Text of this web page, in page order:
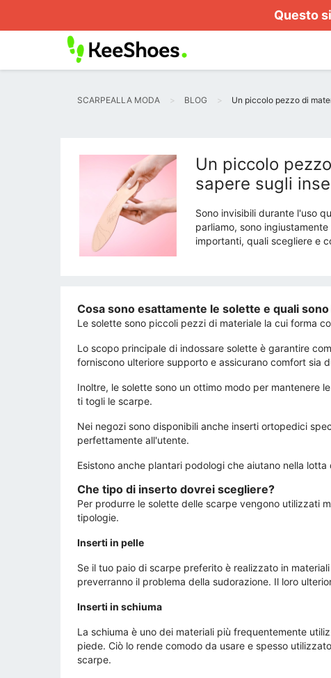
Questo
SCARPEALLA MODA BLOG Un piccolo pezzo di
Un piccolo
sapere sugli
Sono invisibili durante l'uso
parliamo, sono
importanti, quali scegliere e
Cosa sono esattamente le solette e quali
Le solette sono piccoli pezzi di materiale la cui forma
Lo scopo principale di indossare solette è garantire
forniscono ulteriore supporto e assicurano comfort sia
Inoltre, le solette sono un ottimo modo per mantenere
ti togli le scarpe.
Nei negozi sono disponibili anche inserti ortopedici
perfettamente all'utente.
Esistono anche plantari podologi che aiutano nella
Che tipo di inserto dovrei scegliere?
Per produrre le solette delle scarpe vengono utilizzati
tipologie.
Inserti in pelle
Se il tuo paio di scarpe preferito è realizzato in
preverranno il problema della sudorazione. Il loro
Inserti in schiuma
La schiuma è uno dei materiali più frequentemente
piede. Ciò lo rende comodo da usare e spesso
scarpe.